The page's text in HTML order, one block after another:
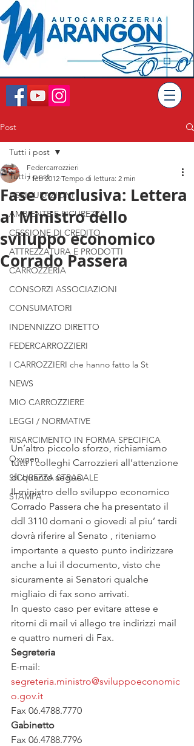
Post
Tutti i post
ASSICURAZIONI
AMBIENTE E SICUREZZA
CESSIONE DI CREDITO
ATTREZZATURA E PRODOTTI
CARROZZERIA
CONSORZI ASSOCIAZIONI
CONSUMATORI
INDENNIZZO DIRETTO
FEDERCARROZZIERI
I CARROZZIERI che hanno fatto la St
NEWS
MIO CARROZZIERE
LEGGI / NORMATIVE
RISARCIMENTO IN FORMA SPECIFICA
Oxygen
SICUREZZA STRADALE
STAMPA
Tutti i post
Fase conclusiva: Lettera
al Ministro dello
sviluppo economico
Corrado Passera
Federcarrozzieri
7 feb 2012 Tempo di lettura: 2 min
Un’altro piccolo sforzo, richiamiamo
tutti i colleghi Carrozzieri all’attenzione
di quanto segue.
Il ministro dello sviluppo economico
Corrado Passera che ha presentato il
ddl 3110 domani o giovedi al piu’ tardi
dovrà riferire al Senato , riteniamo
importante a questo punto indirizzare
anche a lui il documento, visto che
sicuramente ai Senatori qualche
migliaio di fax sono arrivati.
In questo caso per evitare attese e
ritorni di mail vi allego tre indirizzi mail
e quattro numeri di Fax.
Segreteria
E-mail:
segreteria.ministro@sviluppoeconomic
o.gov.it
Fax 06.4788.7770
Gabinetto
Fax 06.4788.7796